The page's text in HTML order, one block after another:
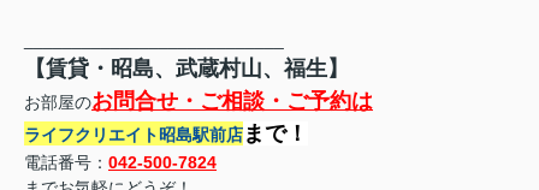
【賃貸・昭島、武蔵村山、福生】
お部屋のお問合せ・ご相談・ご予約は
ライフクリエイト昭島駅前店まで！
電話番号： 042-500-7824